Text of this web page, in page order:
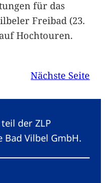
für das
Freibad (23.
Hochtouren.
Nächste Seite
der ZLP
Vilbel GmbH.